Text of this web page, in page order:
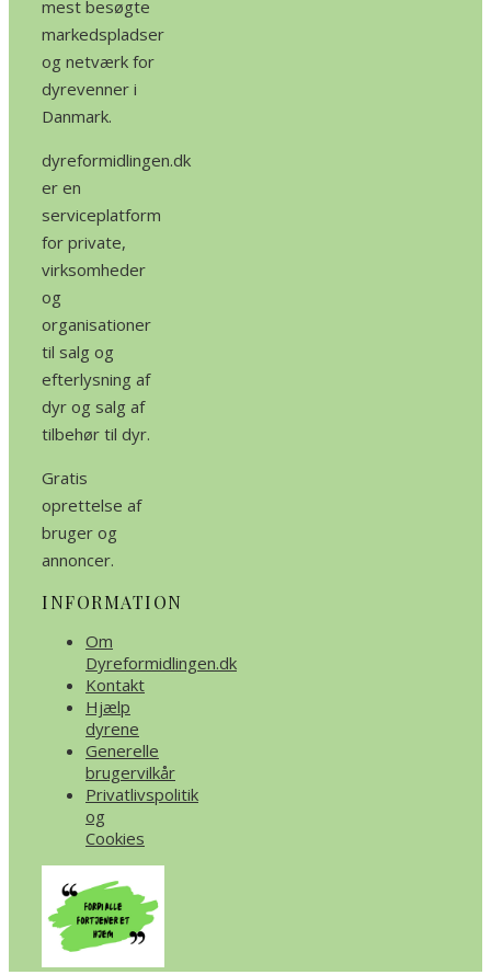
mest besøgte
markedspladser
og netværk for
dyrevenner i
Danmark.
dyreformidlingen.dk
er en
serviceplatform
for private,
virksomheder
og
organisationer
til salg og
efterlysning af
dyr og salg af
tilbehør til dyr.
Gratis
oprettelse af
bruger og
annoncer.
INFORMATION
Om
Dyreformidlingen.dk
Kontakt
Hjælp
dyrene
Generelle
brugervilkår
Privatlivspolitik
og
Cookies